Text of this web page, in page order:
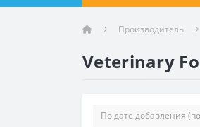
Производитель
Veterinary